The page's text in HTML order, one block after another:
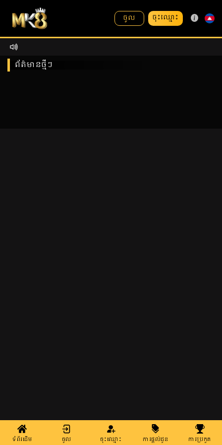
ចូល ចុះឈ្មោះ
ព័ត៌មានថ្មីៗ
ទំព័រដើម ចូល ចុះឈ្មោះ ការផ្តល់ជូន ការប្រកួត